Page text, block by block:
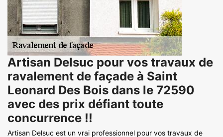
Artisan Delsuc pour vos travaux de
ravalement de façade à Saint
Leonard Des Bois dans le 72590
avec des prix défiant toute
concurrence !!
Artisan Delsuc est un vrai professionnel pour vos travaux de